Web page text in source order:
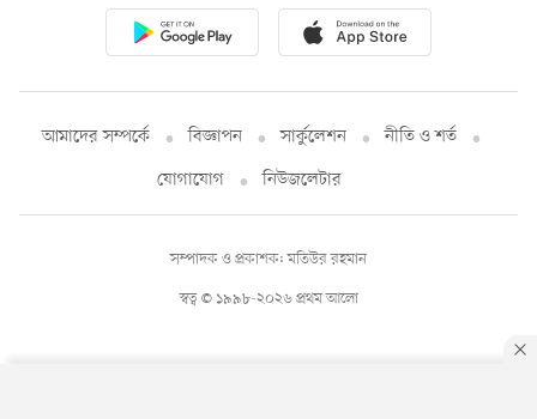
আমাদের সম্পর্কে বিজ্ঞাপন সার্কুলেশন
নীতি ও শর্ত
যোগাযোগ
নিউজলেটার
স্বত্ব © ১৯৯৮-২০২৬ প্রথম আলো
সম্পাদক ও প্রকাশক: মতিউর রহমান